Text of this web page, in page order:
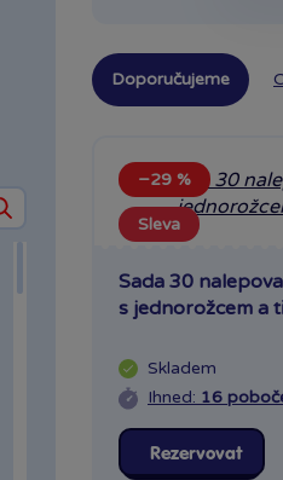
Doporučujeme
−29 %
Sleva
Sada 30
s jednorožcem a
Skladem
Ihned: 16
Rezervovat